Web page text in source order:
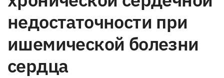
недостаточности при
ишемической болезни
сердца